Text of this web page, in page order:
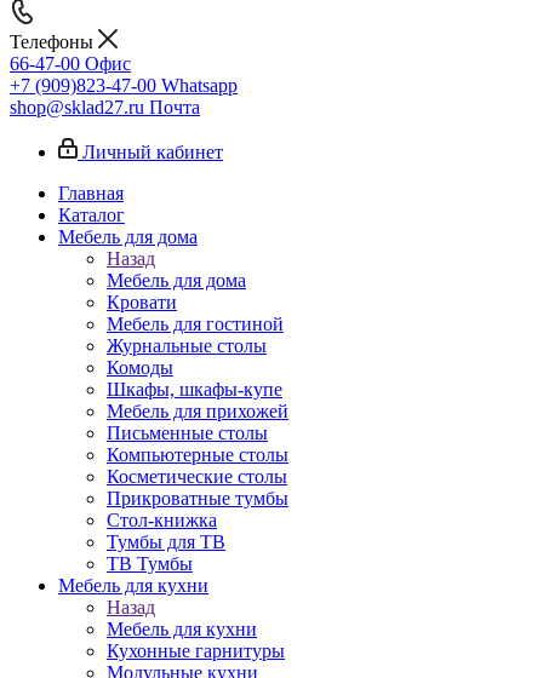
Телефоны
66-47-00 Офис
+7 (909)823-47-00 Whatsapp
shop@sklad27.ru Почта
Личный кабинет
Главная
Каталог
Мебель для дома
Назад
Мебель для дома
Кровати
Мебель для гостиной
Журнальные столы
Комоды
Шкафы, шкафы-купе
Мебель для прихожей
Письменные столы
Компьютерные столы
Косметические столы
Прикроватные тумбы
Стол-книжка
Тумбы для ТВ
ТВ Тумбы
Мебель для кухни
Назад
Мебель для кухни
Кухонные гарнитуры
Модульные кухни